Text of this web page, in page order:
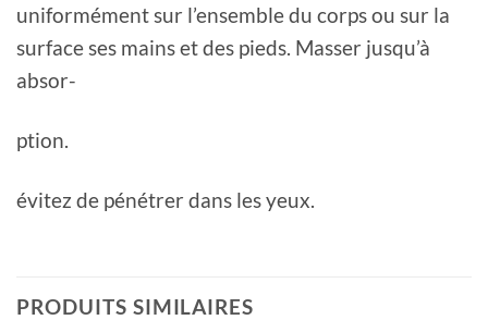
uniformément sur l’ensemble du corps ou sur la
surface ses mains et des pieds. Masser jusqu’à
absor-
ption.
évitez de pénétrer dans les yeux.
PRODUITS SIMILAIRES